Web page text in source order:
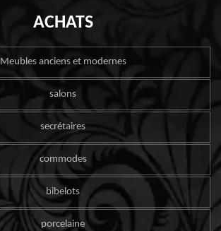
ACHATS
Meubles anciens et modernes
salons
secrétaires
commodes
bibelots
porcelaine